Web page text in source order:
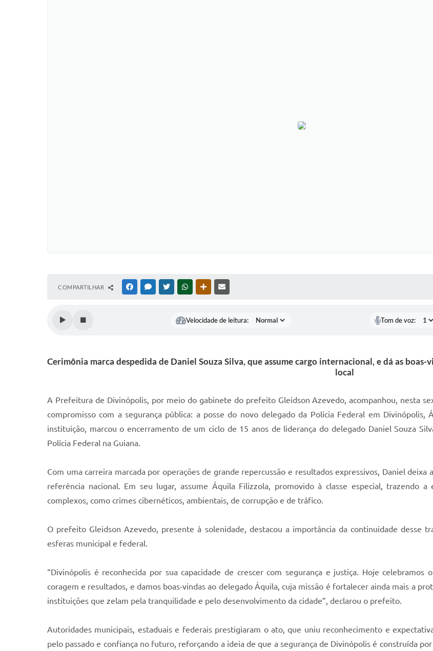
COMPARTILHAR FACEBOOKMESSENGER
TWITTERWHATSAPPOUTRAS MÍDIAS
Velocidade de leitura: Tom de voz:
Cerimônia marca despedida de Daniel Souza Silva, que assume cargo internacional, e dá as
local
A Prefeitura de Divinópolis, por meio do gabinete do prefeito Gleidson Azevedo, acompanhou, nesta
compromisso com a segurança pública: a posse do novo delegado da Polícia Federal em
instituição, marcou o encerramento de um ciclo de 15 anos de liderança do delegado Daniel Souza
Polícia Federal na Guiana.
Com uma carreira marcada por operações de grande repercussão e resultados expressivos, Daniel
referência nacional. Em seu lugar, assume Áquila Filizzola, promovido à classe especial, trazendo
complexos, como crimes cibernéticos, ambientais, de corrupção e de tráfico.
O prefeito Gleidson Azevedo, presente à solenidade, destacou a importância da continuidade desse
esferas municipal e federal.
“Divinópolis é reconhecida por sua capacidade de crescer com segurança e justiça. Hoje
coragem e resultados, e damos boas-vindas ao delegado Áquila, cuja missão é fortalecer ainda mais a
instituições que zelam pela tranquilidade e pelo desenvolvimento da cidade”, declarou o prefeito.
Autoridades municipais, estaduais e federais prestigiaram o ato, que uniu reconhecimento e
pelo passado e confiança no futuro, reforçando a ideia de que a segurança de Divinópolis é construída